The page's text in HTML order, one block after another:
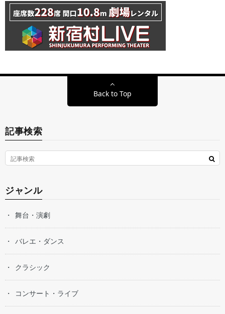
Back to Top
記事検索
ジャンル
舞台・演劇
バレエ・ダンス
クラシック
コンサート・ライブ